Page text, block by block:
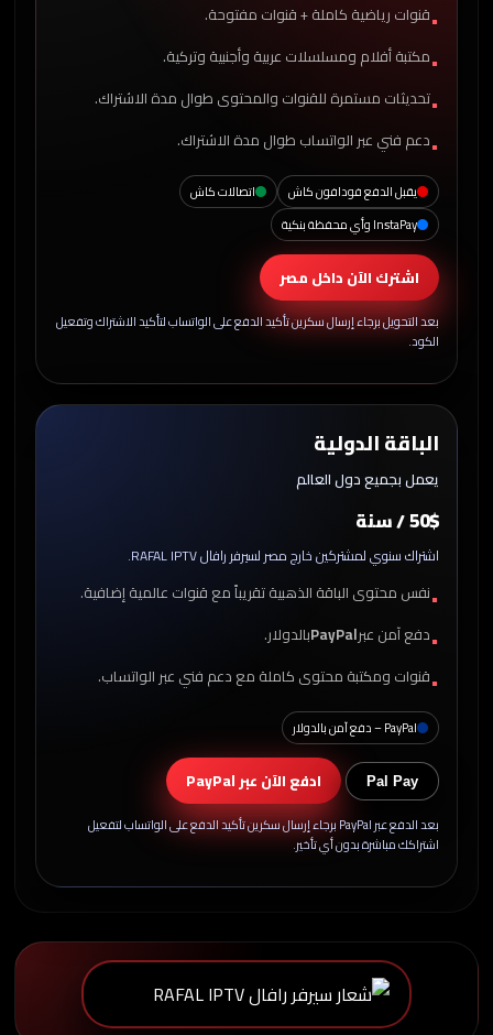
قنوات رياضية كاملة + قنوات مفتوحة.
مكتبة أفلام ومسلسلات عربية وأجنبية وتركية.
تحديثات مستمرة للقنوات والمحتوى طوال مدة الاشتراك.
دعم فني عبر الواتساب طوال مدة الاشتراك.
يقبل الدفع فودافون كاش
اتصالات كاش
InstaPay وأي محفظة بنكية
اشترك الآن داخل مصر
بعد التحويل برجاء إرسال سكرين تأكيد الدفع على الواتساب لتأكيد الاشتراك وتفعيل
الكود.
الباقة الدولية
يعمل بجميع دول العالم
50$/ سنة
اشتراك سنوي لمشتركين خارج مصر لسيرفر رافال RAFAL IPTV.
نفس محتوى الباقة الذهبية تقريباً مع قنوات عالمية إضافية.
دفع آمن عبرPayPalبالدولار.
قنوات ومكتبة محتوى كاملة مع دعم فني عبر الواتساب.
PayPal – دفع آمن بالدولار
Pal Pay ادفع الآن عبر PayPal
بعد الدفع عبر PayPal برجاء إرسال سكرين تأكيد الدفع على الواتساب لتفعيل
اشتراكك مباشرة بدون أي تأخير.